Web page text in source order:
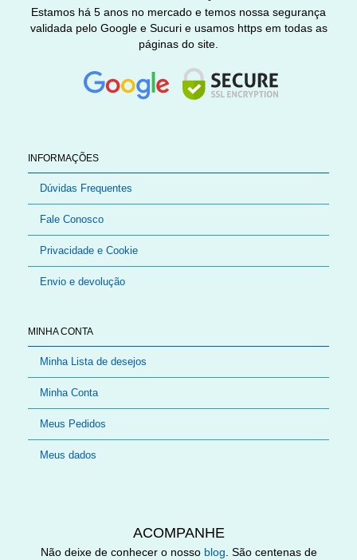
INFORMAÇÕES
Dúvidas Frequentes
Fale Conosco
Privacidade e Cookie
Envio e devolução
MINHA CONTA
Minha Lista de desejos
Minha Conta
Meus Pedidos
Meus dados
Estamos há 5 anos no mercado e temos nossa segurança
validada pelo Google e Sucuri e usamos https em todas as
páginas do site.
ACOMPANHE
Não deixe de conhecer o nosso blog. São centenas de